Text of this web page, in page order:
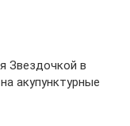
Звездочкой в
акупунктурные